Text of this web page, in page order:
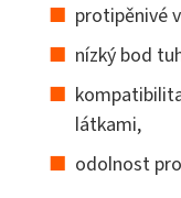
protipěnivé
nízký bod
látkami,
odolnost